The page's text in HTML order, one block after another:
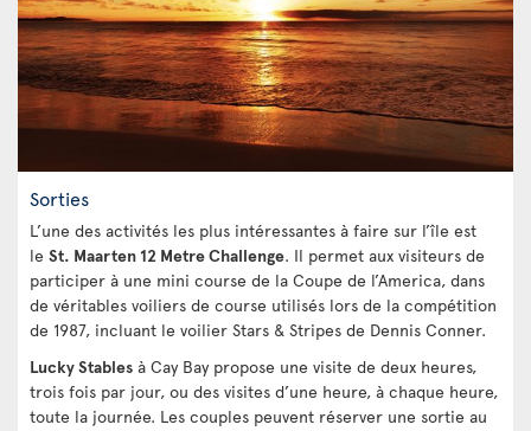
Sorties
L’une des activités les plus intéressantes à faire sur l’île est
le St. Maarten 12 Metre Challenge. Il permet aux visiteurs de
participer à une mini course de la Coupe de l’America, dans
de véritables voiliers de course utilisés lors de la compétition
de 1987, incluant le voilier Stars & Stripes de Dennis Conner.
Lucky Stables à Cay Bay propose une visite de deux heures,
trois fois par jour, ou des visites d’une heure, à chaque heure,
toute la journée. Les couples peuvent réserver une sortie au